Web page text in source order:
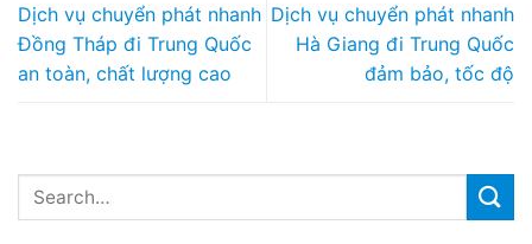
Dịch vụ chuyển phát nhanh
Đồng Tháp đi Trung Quốc
an toàn, chất lượng cao
Dịch vụ chuyển phát nhanh
Hà Giang đi Trung Quốc
đảm bảo, tốc độ